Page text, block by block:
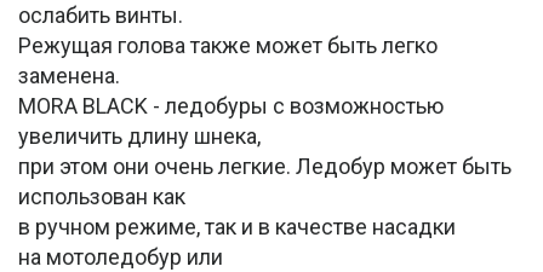
ослабить винты.
Режущая голова также может быть легко
заменена.
MORA BLACK - ледобуры с возможностью
увеличить длину шнека,
при этом они очень легкие. Ледобур может быть
использован как
в ручном режиме, так и в качестве насадки
на мотоледобур или